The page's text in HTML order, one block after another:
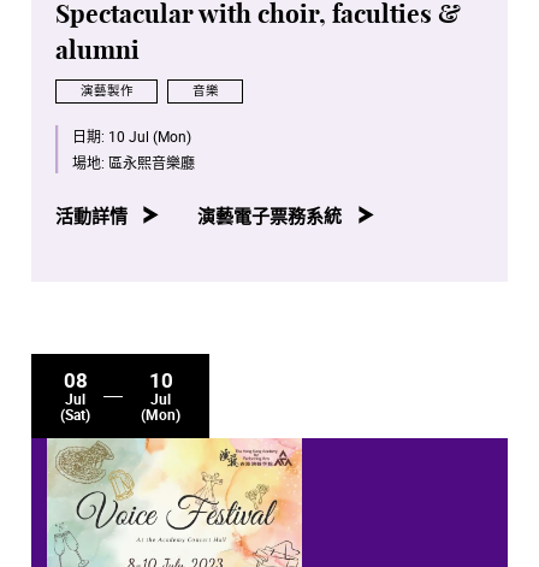
Spectacular with choir, faculties &
alumni
演藝製作 音樂
日期: 10 Jul (Mon)
場地: 區永熙音樂廳
活動詳情 演藝電子票務系統
08
Jul
(Sat)
10
Jul
(Mon)